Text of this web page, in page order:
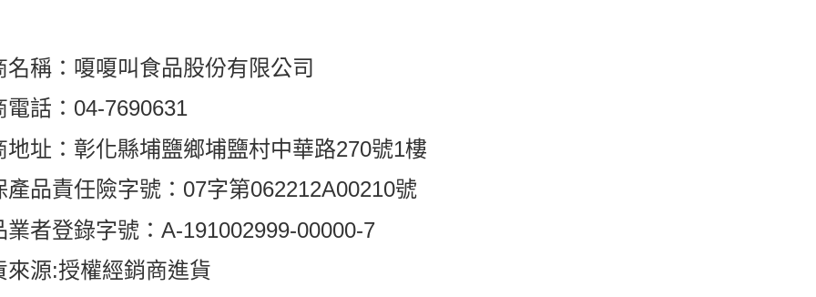
名稱：嗄嗄叫食品股份有限公司
電話：04-7690631
地址：彰化縣埔鹽鄉埔鹽村中華路270號1樓
產品責任險字號：07字第062212A00210號
業者登錄字號：A-191002999-00000-7
來源:授權經銷商進貨